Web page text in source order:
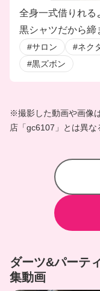
全身一式借りれる
黒シャツだから締
#サロン #ネク
#黒ズボン
※撮影した動画や画像
店「gc6107」とは異な
ダーツ&パーテ
集動画